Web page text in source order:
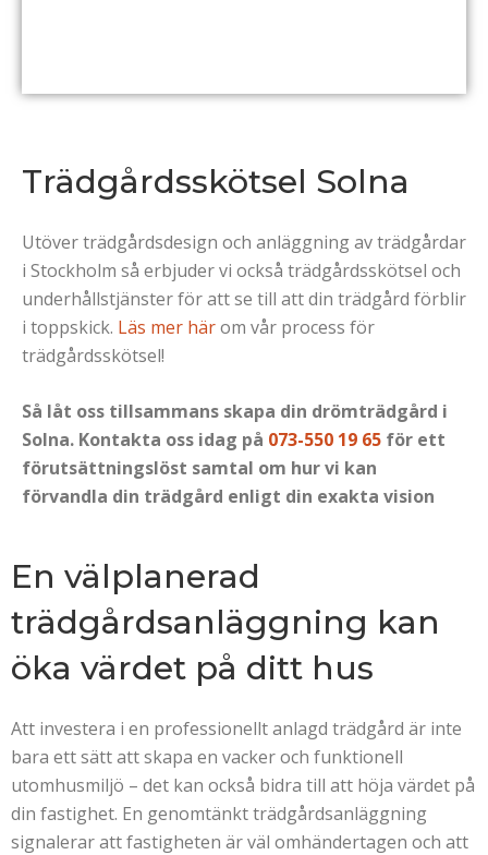
Trädgårdsskötsel Solna
Utöver trädgårdsdesign och anläggning av trädgårdar
i Stockholm så erbjuder vi också trädgårdsskötsel och
underhållstjänster för att se till att din trädgård förblir
i toppskick. Läs mer härom vår process för
trädgårdsskötsel!
Så låt oss tillsammans skapa din drömträdgård i
Solna. Kontakta oss idag på 073-550 19 65 för ett
förutsättningslöst samtal om hur vi kan
förvandla din trädgård enligt din exakta vision
En välplanerad
trädgårdsanläggning kan
öka värdet på ditt hus
Att investera i en professionellt anlagd trädgård är inte
bara ett sätt att skapa en vacker och funktionell
utomhusmiljö – det kan också bidra till att höja värdet på
din fastighet. En genomtänkt trädgårdsanläggning
signalerar att fastigheten är väl omhändertagen och att